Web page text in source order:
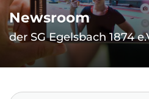
Newsroom
der SG Egelsbach 1874